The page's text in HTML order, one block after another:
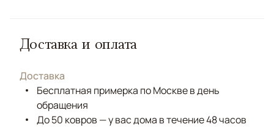
Доставка и оплата
Доставка
Бесплатная примерка по Москве в день
обращения
До 50 ковров — у вас дома в течение 48 часов